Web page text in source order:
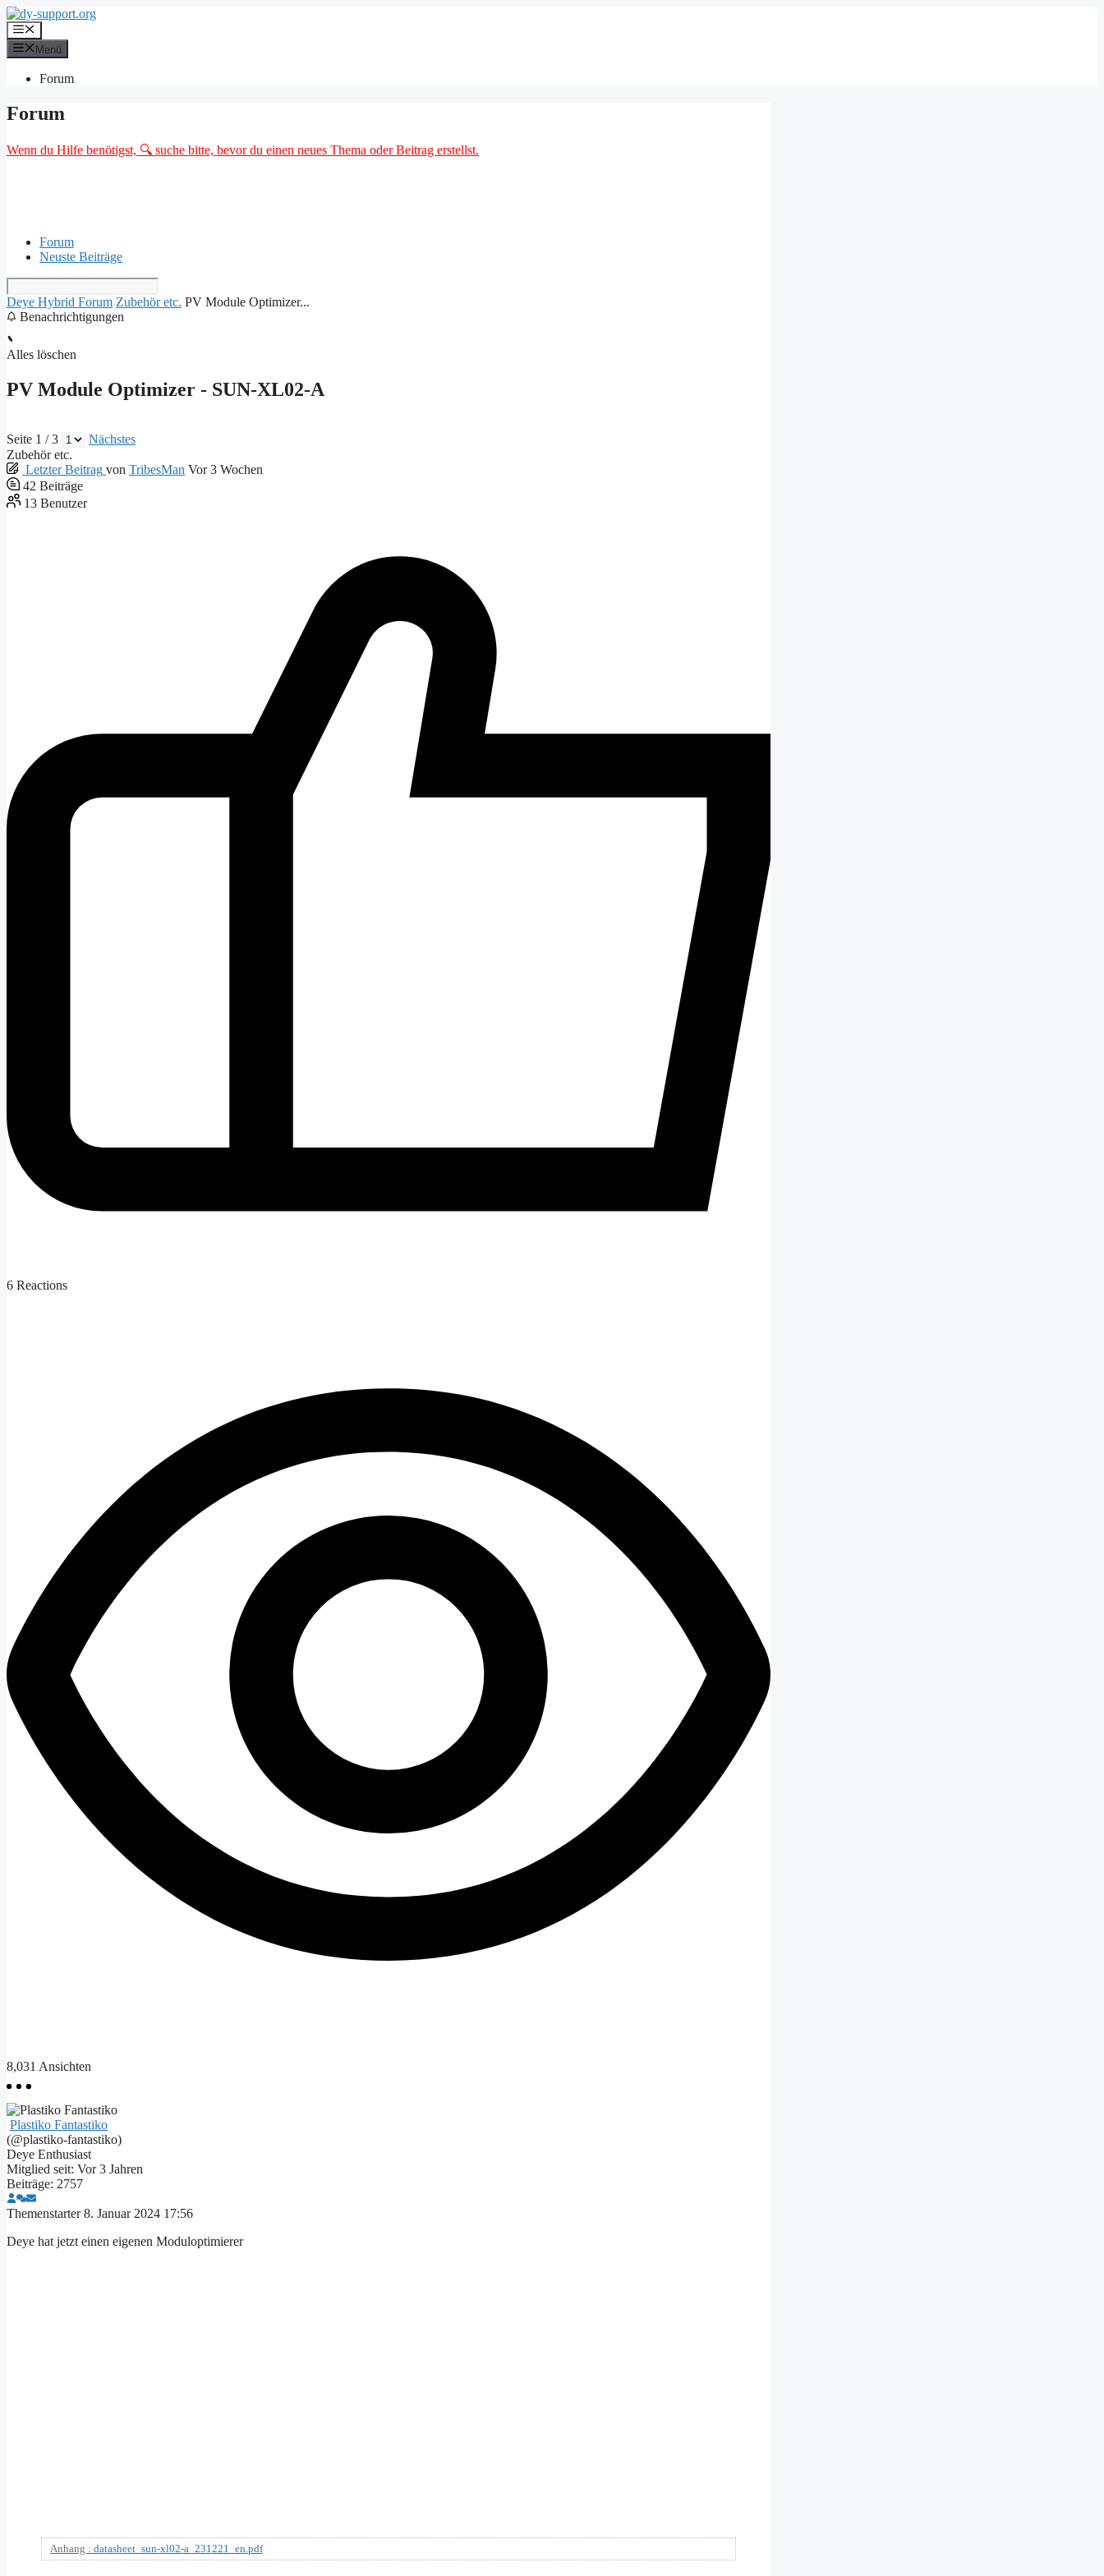
Zum
Inhalt
springen
Menü
Menü
Forum
Forum
Wenn du Hilfe benötigst, 🔍 suche bitte, bevor du einen neues Thema oder Beitrag erstellst.
Forum
Neuste Beiträge
Deye Hybrid Forum Zubehör etc. PV Module Optimizer...
Benachrichtigungen
Alles löschen
PV Module Optimizer - SUN-XL02-A
Seite 1 / 3
Nächstes
Zubehör etc.
Letzter Beitrag von TribesMan Vor 3 Wochen
42 Beiträge
13 Benutzer
6 Reactions
8,031 Ansichten
Plastiko Fantastiko
(@plastiko-fantastiko)
Deye Enthusiast
Mitglied seit: Vor 3 Jahren
Beiträge: 2757
Themenstarter 8. Januar 2024 17:56
Deye hat jetzt einen eigenen Moduloptimierer
Anhang : datasheet_sun-xl02-a_231221_en.pdf